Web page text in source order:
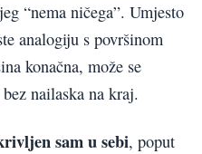
“nema ničega”. Umjesto
analogiju s površinom
konačna, može se
nailaska na kraj.
sam u sebi, poput